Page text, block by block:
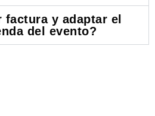
y adaptar el
del evento?